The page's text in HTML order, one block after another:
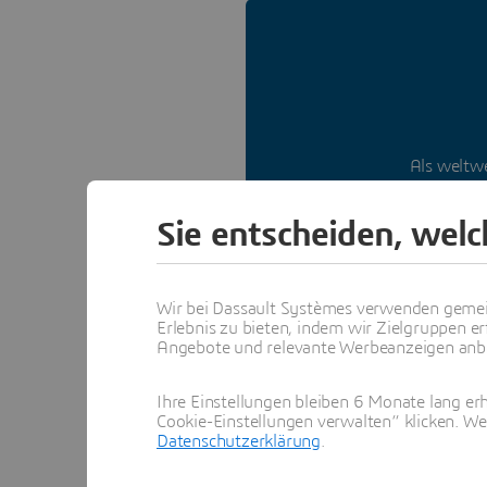
Als
Sie entscheiden,
Wir bei Dassault Systèmes verwenden
Erlebnis zu bieten, indem wir Zielgruppen
Angebote und relevante Werbeanzeigen
Ihre Einstellungen bleiben 6 Monate lang
Cookie-Einstellungen verwalten“ klicken.
Datenschutzerklärung